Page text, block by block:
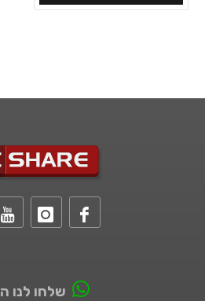
שלחו לנו